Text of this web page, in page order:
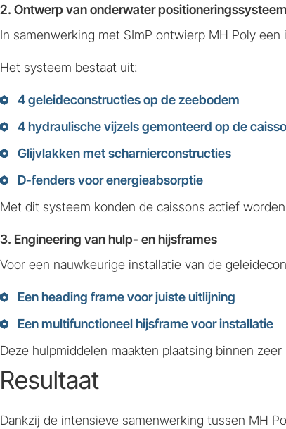
2. Ontwerp van onderwater positioneringssysteem
In samenwerking met SImP ontwierp MH Poly
Het systeem bestaat uit:
4 geleideconstructies op de zeebodem
4 hydraulische vijzels gemonteerd op de
Glijvlakken met scharnierconstructies
D-fenders voor energieabsorptie
Met dit systeem konden de caissons actief
3. Engineering van hulp- en hijsframes
Voor een nauwkeurige installatie van de
Een heading frame voor juiste uitlijning
Een multifunctioneel hijsframe voor installatie
Deze hulpmiddelen maakten plaatsing binnen
Resultaat
Dankzij de intensieve samenwerking tussen MH